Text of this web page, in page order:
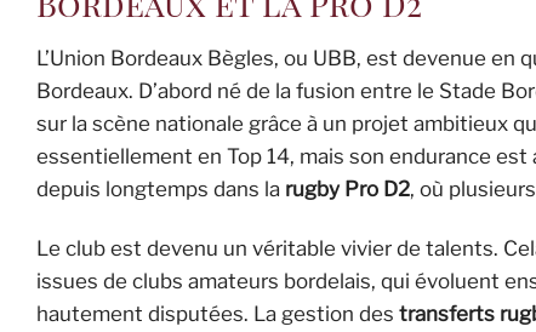
L’Union Bordeaux Bègles, ou UBB, est devenue en
Bordeaux. D’abord né de la fusion entre le Stade
sur la scène nationale grâce à un projet ambitieux
essentiellement en Top 14, mais son endurance
depuis longtemps dans la rugby Pro D2, où
Le club est devenu un véritable vivier de talents.
issues de clubs amateurs bordelais, qui évoluent
hautement disputées. La gestion des transferts